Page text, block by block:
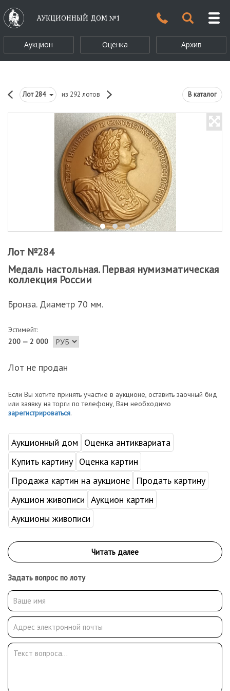
АУКЦИОННЫЙ ДОМ №1
Аукцион Оценка Архив
Лот284 из 292 лотов В каталог
Лот №284
Медаль настольная. Первая нумизматическая
коллекция России
Бронза. Диаметр 70 мм.
Эстимейт:
200 — 2 000
Лот не продан
Если Вы хотите принять участие в аукционе, оставить заочный бид
или заявку на торги по телефону, Вам необходимо
зарегистрироваться.
Аукционный дом
Оценка антиквариата
Купить картину Оценка картин
Продажа картин на аукционе
Продать картину
Аукцион живописи Аукцион картин
Аукционы живописи
Задать вопрос по лоту